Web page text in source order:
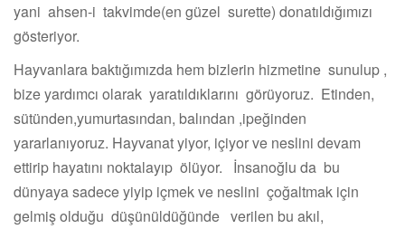
yani ahsen-i takvimde(en güzel surette) donatıldığımızı
gösteriyor.
Hayvanlara baktığımızda hem bizlerin hizmetine sunulup ,
bize yardımcı olarak yaratıldıklarını görüyoruz. Etinden,
sütünden,yumurtasından, balından ,ipeğinden
yararlanıyoruz. Hayvanat yiyor, içiyor ve neslini devam
ettirip hayatını noktalayıp ölüyor. İnsanoğlu da bu
dünyaya sadece yiyip içmek ve neslini çoğaltmak için
gelmiş olduğu düşünüldüğünde verilen bu akıl,